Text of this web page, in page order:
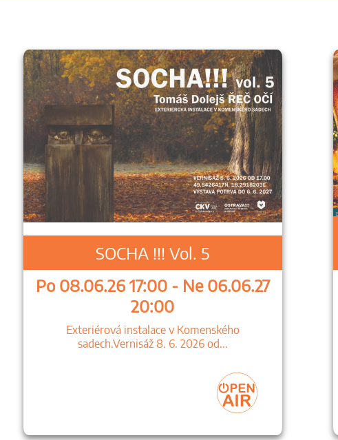
SOCHA !!! Vol. 5
Po 08.06.26 17:00 - Ne 06.06.27
20:00
Exteriérová instalace v Komenského
sadech.Vernisáž 8. 6. 2026 od...